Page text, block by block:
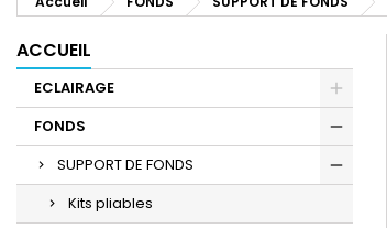
ACCUEIL
ECLAIRAGE
FONDS
SUPPORT DE FONDS
Kits pliables